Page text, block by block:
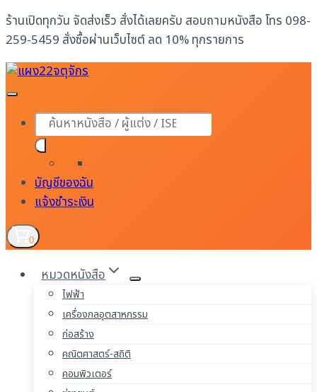
Skip
to
content
ร้านเปิดทุกวัน จัดส่งเร็ว สั่งได้เลยครับ สอบถามหนังสือ โทร 098-
259-5459 สั่งซื้อผ่านเว็บไซต์ ลด 10% ทุกรายการ
Products
search
บัญชีของฉัน
แจ้งชำระเงิน
0
หมวดหนังสือ
ไฟฟ้า
เครื่องกลอุตสาหกรรม
ก่อสร้าง
คณิตศาสตร์-สถิติ
คอมพิวเตอร์